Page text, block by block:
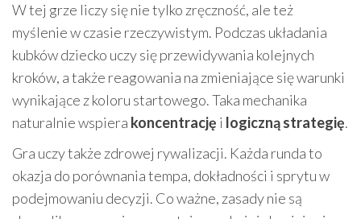
W tej grze liczy się nie tylko zręczność, ale też
myślenie w czasie rzeczywistym. Podczas układania
kubków dziecko uczy się przewidywania kolejnych
kroków, a także reagowania na zmieniające się warunki
wynikające z koloru startowego. Taka mechanika
naturalnie wspiera koncentrację i logiczną strategię.
Gra uczy także zdrowej rywalizacji. Każda runda to
okazja do porównania tempa, dokładności i sprytu w
podejmowaniu decyzji. Co ważne, zasady nie są